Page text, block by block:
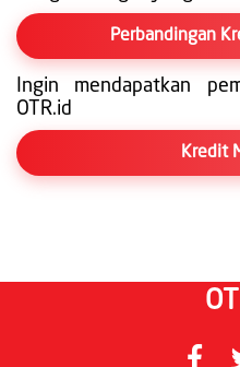
Perbandingan
Ingin mendapatkan
OTR.id
Kredit